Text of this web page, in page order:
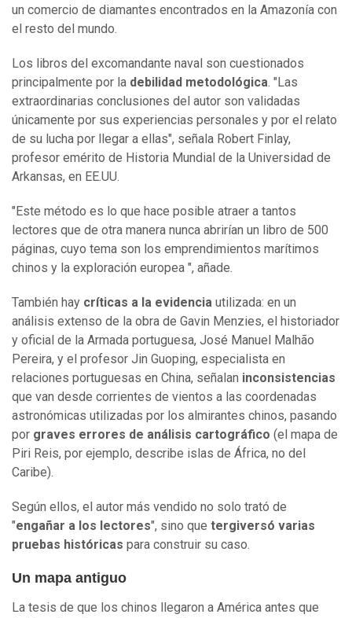
un comercio de diamantes encontrados en la Amazonía con
el resto del mundo.
Los libros del excomandante naval son cuestionados
principalmente por la debilidad metodológica. "Las
extraordinarias conclusiones del autor son validadas
únicamente por sus experiencias personales y por el relato
de su lucha por llegar a ellas", señala Robert Finlay,
profesor emérito de Historia Mundial de la Universidad de
Arkansas, en EE.UU.
"Este método es lo que hace posible atraer a tantos
lectores que de otra manera nunca abrirían un libro de 500
páginas, cuyo tema son los emprendimientos marítimos
chinos y la exploración europea ", añade.
También hay críticas a la evidencia utilizada: en un
análisis extenso de la obra de Gavin Menzies, el historiador
y oficial de la Armada portuguesa, José Manuel Malhão
Pereira, y el profesor Jin Guoping, especialista en
relaciones portuguesas en China, señalan inconsistencias
que van desde corrientes de vientos a las coordenadas
astronómicas utilizadas por los almirantes chinos, pasando
por graves errores de análisis cartográfico (el mapa de
Piri Reis, por ejemplo, describe islas de África, no del
Caribe).
Según ellos, el autor más vendido no solo trató de
"engañar a los lectores", sino que tergiversó varias
pruebas históricas para construir su caso.
Un mapa antiguo
La tesis de que los chinos llegaron a América antes que